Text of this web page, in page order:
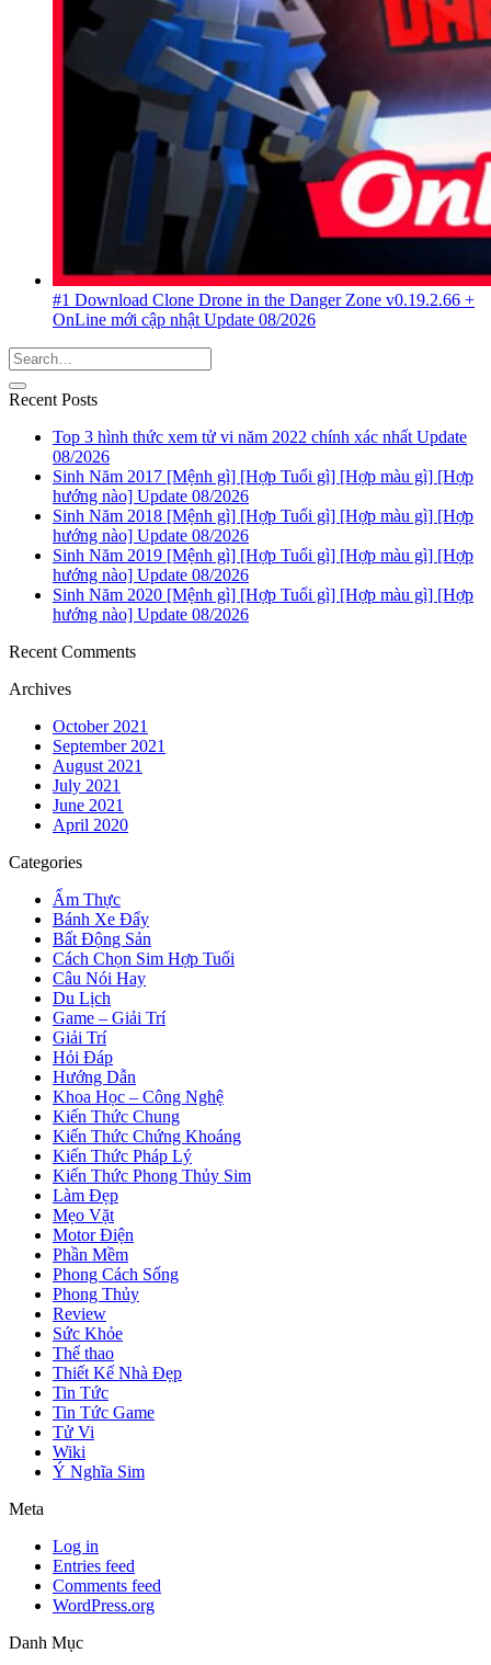
#1 Download Clone Drone in the Danger Zone v0.19.2.66 +
OnLine mới cập nhật Update 08/2026
Recent Posts
Top 3 hình thức xem tử vi năm 2022 chính xác nhất Update
08/2026
Sinh Năm 2017 [Mệnh gì] [Hợp Tuổi gì] [Hợp màu gì] [Hợp
hướng nào] Update 08/2026
Sinh Năm 2018 [Mệnh gì] [Hợp Tuổi gì] [Hợp màu gì] [Hợp
hướng nào] Update 08/2026
Sinh Năm 2019 [Mệnh gì] [Hợp Tuổi gì] [Hợp màu gì] [Hợp
hướng nào] Update 08/2026
Sinh Năm 2020 [Mệnh gì] [Hợp Tuổi gì] [Hợp màu gì] [Hợp
hướng nào] Update 08/2026
Recent Comments
Archives
October 2021
September 2021
August 2021
July 2021
June 2021
April 2020
Categories
Ẩm Thực
Bánh Xe Đẩy
Bất Động Sản
Cách Chọn Sim Hợp Tuổi
Câu Nói Hay
Du Lịch
Game – Giải Trí
Giải Trí
Hỏi Đáp
Hướng Dẫn
Khoa Học – Công Nghệ
Kiến Thức Chung
Kiến Thức Chứng Khoáng
Kiến Thức Pháp Lý
Kiến Thức Phong Thủy Sim
Làm Đẹp
Mẹo Vặt
Motor Điện
Phần Mềm
Phong Cách Sống
Phong Thủy
Review
Sức Khỏe
Thể thao
Thiết Kế Nhà Đẹp
Tin Tức
Tin Tức Game
Tử Vi
Wiki
Ý Nghĩa Sim
Meta
Log in
Entries feed
Comments feed
WordPress.org
Danh Mục